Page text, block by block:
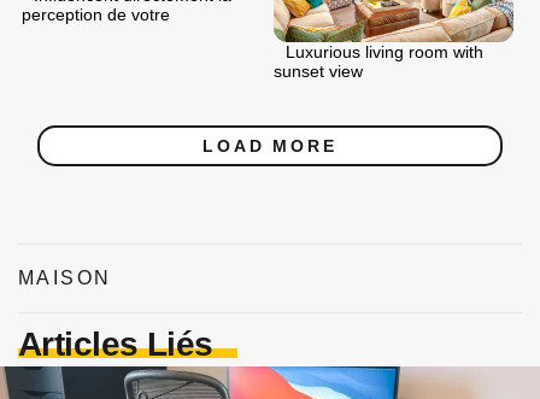
perception de votre
Luxurious living room with
sunset view
LOAD MORE
MAISON
Articles Liés